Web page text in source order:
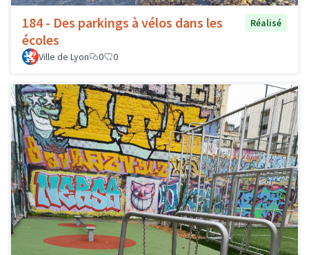
184 - Des parkings à vélos dans les
écoles
Réalisé
Ville de Lyon 0 0